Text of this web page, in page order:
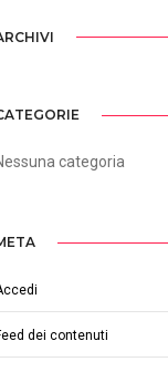
categoria
dei contenuti